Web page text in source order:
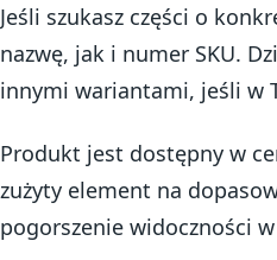
Jeśli szukasz części o
nazwę, jak i numer SKU.
innymi wariantami, jeśli w
Produkt jest dostępny w
zużyty element na
pogorszenie widoczności w